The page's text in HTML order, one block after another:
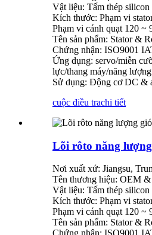
Vật liệu: Tấm thép silicon
Kích thước: Phạm vi
Phạm vi cánh quạt 120 ~
Tên sản phẩm: Stator &
Chứng nhận: ISO9001
Ứng dụng: servo/miễn
lực/thang máy/năng
Sử dụng: Động cơ DC &
cuộc điều trachi tiết
Lõi rôto năng
Nơi xuất xứ: Jiangsu,
Tên thương hiệu: OEM
Vật liệu: Tấm thép silicon
Kích thước: Phạm vi
Phạm vi cánh quạt 120 ~
Tên sản phẩm: Stator &